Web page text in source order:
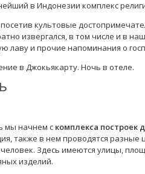
в Индонезии комплекс
культовые
извергался, в том числе и в
лаву и прочие напоминания о
в Джокьякарту. Ночь в отеле.
мы начнем с комплекса построек
также в нем проводятся
человек. Здесь имеются улицы,
изделий.